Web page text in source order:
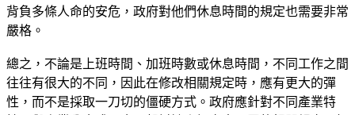
背負多條人命的安危，政府對他們休息時間的規定也需要非常
嚴格。
總之，不論是上班時間、加班時數或休息時間，不同工作之間
往往有很大的不同，因此在修改相關規定時，應有更大的彈
性，而不是採取一刀切的僵硬方式。政府應針對不同產業特